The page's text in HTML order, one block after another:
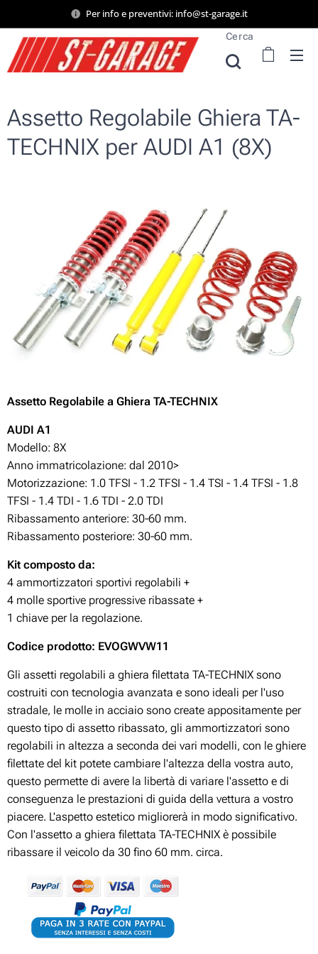
Per info e preventivi: info@st-garage.it
Cerca
Assetto Regolabile Ghiera TA-
TECHNIX per AUDI A1 (8X)
Assetto Regolabile a Ghiera TA-TECHNIX
AUDI A1
Modello: 8X
Anno immatricolazione: dal 2010>
Motorizzazione: 1.0 TFSI - 1.2 TFSI - 1.4 TSI - 1.4 TFSI - 1.8
TFSI - 1.4 TDI - 1.6 TDI - 2.0 TDI
Ribassamento anteriore: 30-60 mm.
Ribassamento posteriore: 30-60 mm.
Kit composto da:
4 ammortizzatori sportivi regolabili +
4 molle sportive progressive ribassate +
1 chiave per la regolazione.
Codice prodotto: EVOGWVW11
Gli assetti regolabili a ghiera filettata TA-TECHNIX sono
costruiti con tecnologia avanzata e sono ideali per l'uso
stradale, le molle in acciaio sono create appositamente per
questo tipo di assetto ribassato, gli ammortizzatori sono
regolabili in altezza a seconda dei vari modelli, con le ghiere
filettate del kit potete cambiare l'altezza della vostra auto,
questo permette di avere la libertà di variare l'assetto e di
conseguenza le prestazioni di guida della vettura a vostro
piacere. L'aspetto estetico migliorerà in modo significativo.
Con l'assetto a ghiera filettata TA-TECHNIX è possibile
ribassare il veicolo da 30 fino 60 mm. circa.